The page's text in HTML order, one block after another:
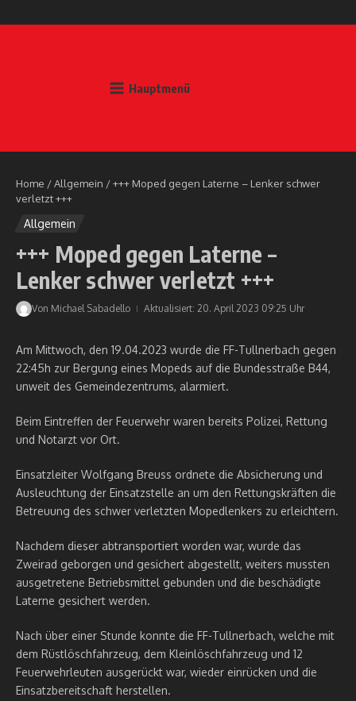
Hauptmenü
Home /Allgemein /+++ Moped gegen Laterne – Lenker schwer
verletzt +++
Allgemein
+++ Moped gegen Laterne –
Lenker schwer verletzt +++
Von Michael Sabadello Aktualisiert: 20. April 2023 09:25 Uhr
Am Mittwoch, den 19.04.2023 wurde die FF-Tullnerbach gegen
22:45h zur Bergung eines Mopeds auf die Bundesstraße B44,
unweit des Gemeindezentrums, alarmiert.
Beim Eintreffen der Feuerwehr waren bereits Polizei, Rettung
und Notarzt vor Ort.
Einsatzleiter Wolfgang Breuss ordnete die Absicherung und
Ausleuchtung der Einsatzstelle an um den Rettungskräften die
Betreuung des schwer verletzten Mopedlenkers zu erleichtern.
Nachdem dieser abtransportiert worden war, wurde das
Zweirad geborgen und gesichert abgestellt, weiters mussten
ausgetretene Betriebsmittel gebunden und die beschädigte
Laterne gesichert werden.
Nach über einer Stunde konnte die FF-Tullnerbach, welche mit
dem Rüstlöschfahrzeug, dem Kleinlöschfahrzeug und 12
Feuerwehrleuten ausgerückt war, wieder einrücken und die
Einsatzbereitschaft herstellen.